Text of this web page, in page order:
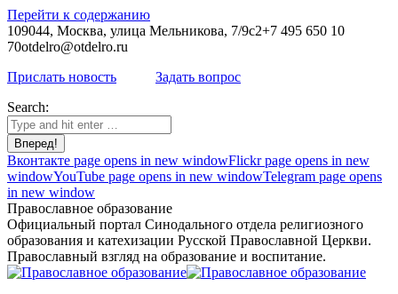
Перейти к содержанию
109044, Москва, улица Мельникова, 7/9с2+7 495 650 10
70otdelro@otdelro.ru
Прислать новость
Задать вопрос
Search:
Вконтакте page opens in new windowFlickr page opens in new
windowYouTube page opens in new windowTelegram page opens
in new window
Православное образование
Официальный портал Синодального отдела религиозного
образования и катехизации Русской Православной Церкви.
Православный взгляд на образование и воспитание.